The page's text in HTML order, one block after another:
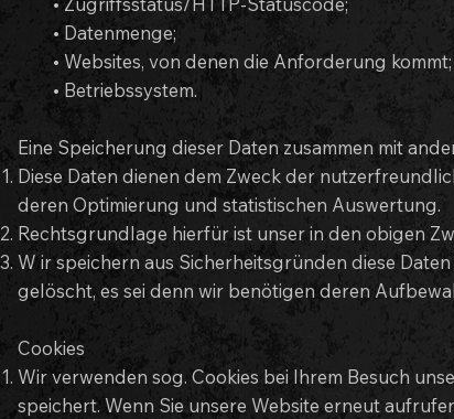
• Datenmenge;
• Websites, von denen die Anforderung kommt;
• Betriebssystem.
Eine Speicherung dieser Daten zusammen mit
Diese Daten dienen dem Zweck der
deren Optimierung und statistischen Auswertung.
Rechtsgrundlage hierfür ist unser in den obigen
W ir speichern aus Sicherheitsgründen diese
gelöscht, es sei denn wir benötigen deren
Cookies
Wir verwenden sog. Cookies bei Ihrem Besuch
speichert. Wenn Sie unsere Website erneut